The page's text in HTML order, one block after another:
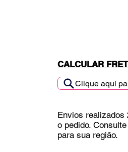
CALCULAR
Clique aqui
Envios realizados
o pedido.
para sua região.